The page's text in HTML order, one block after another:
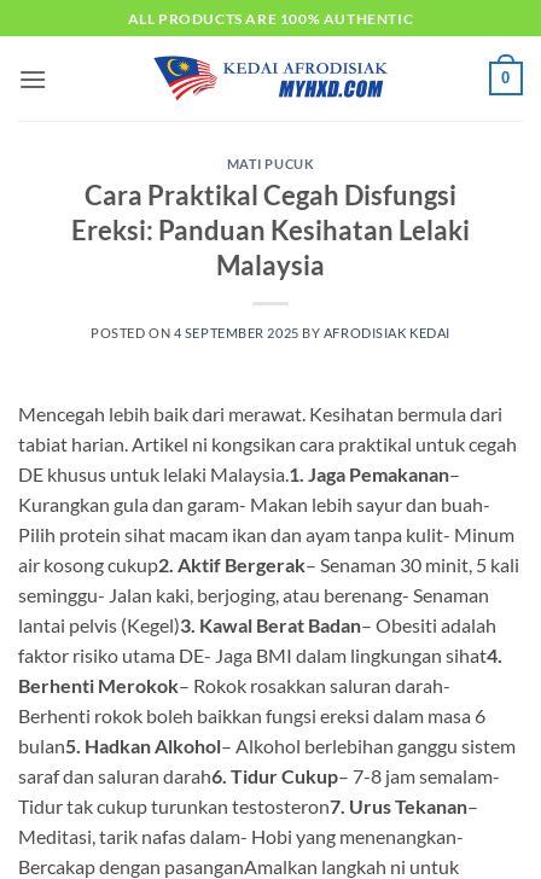
to
content
ALL PRODUCTS ARE 100% AUTHENTIC
0
MATI PUCUK
Cara Praktikal Cegah Disfungsi
Ereksi: Panduan Kesihatan Lelaki
Malaysia
POSTED ON 4 SEPTEMBER 2025 BY AFRODISIAK KEDAI
Mencegah lebih baik dari merawat. Kesihatan bermula dari
tabiat harian. Artikel ni kongsikan cara praktikal untuk cegah
DE khusus untuk lelaki Malaysia. 1. Jaga Pemakanan–
Kurangkan gula dan garam- Makan lebih sayur dan buah-
Pilih protein sihat macam ikan dan ayam tanpa kulit- Minum
air kosong cukup2. Aktif Bergerak– Senaman 30 minit, 5 kali
seminggu- Jalan kaki, berjoging, atau berenang- Senaman
lantai pelvis (Kegel)3. Kawal Berat Badan– Obesiti adalah
faktor risiko utama DE- Jaga BMI dalam lingkungan sihat4.
Berhenti Merokok– Rokok rosakkan saluran darah-
Berhenti rokok boleh baikkan fungsi ereksi dalam masa 6
bulan5. Hadkan Alkohol– Alkohol berlebihan ganggu sistem
saraf dan saluran darah6. Tidur Cukup– 7-8 jam semalam-
Tidur tak cukup turunkan testosteron7. Urus Tekanan–
Meditasi, tarik nafas dalam- Hobi yang menenangkan-
Bercakap dengan pasanganAmalkan langkah ni untuk